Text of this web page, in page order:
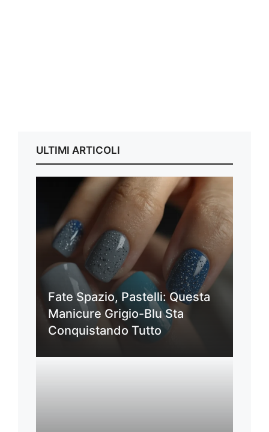
ULTIMI ARTICOLI
Fate Spazio, Pastelli: Questa
Manicure Grigio-Blu Sta
Conquistando Tutto